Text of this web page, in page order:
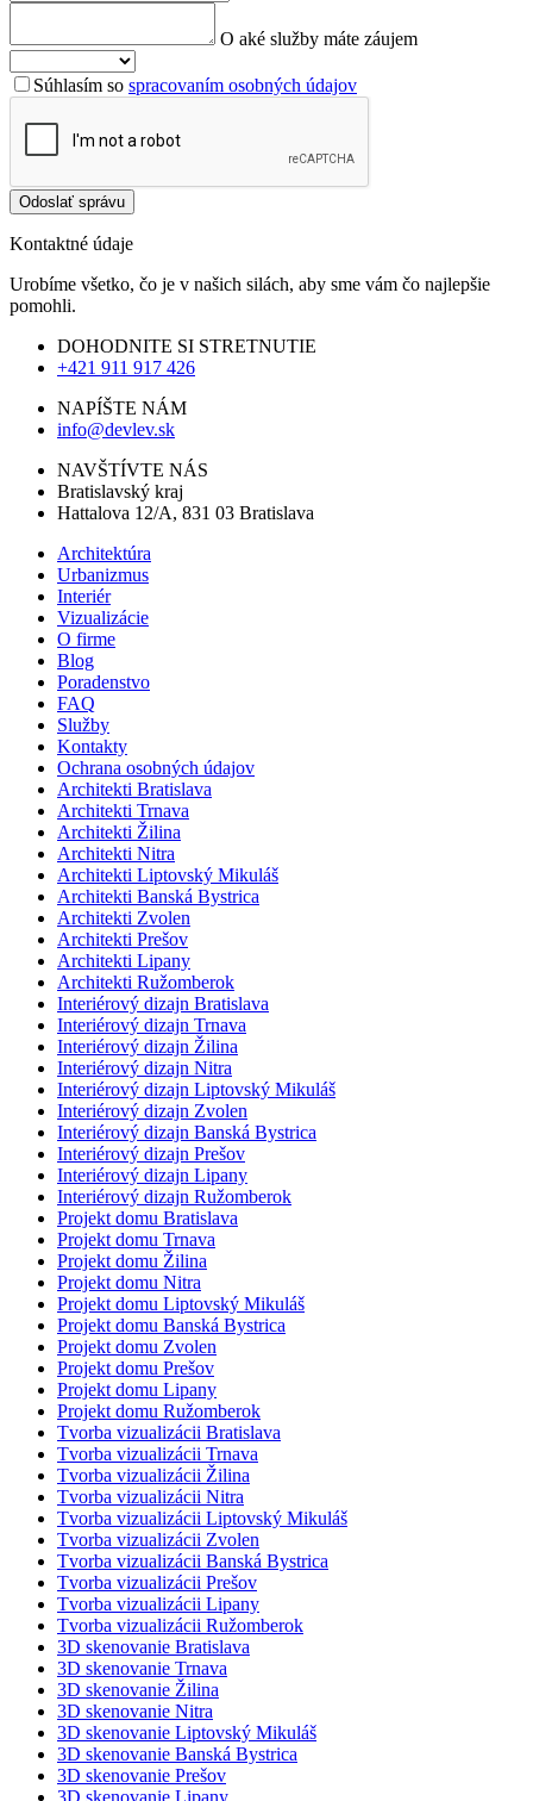
O aké služby máte záujem
Súhlasím so spracovaním osobných údajov
Odoslať správu
Kontaktné údaje
Urobíme všetko, čo je v našich silách, aby sme vám čo najlepšie
pomohli.
DOHODNITE SI STRETNUTIE
+421 911 917 426
NAPÍŠTE NÁM
info@devlev.sk
NAVŠTÍVTE NÁS
Bratislavský kraj
Hattalova 12/A, 831 03 Bratislava
Architektúra
Urbanizmus
Interiér
Vizualizácie
O firme
Blog
Poradenstvo
FAQ
Služby
Kontakty
Ochrana osobných údajov
Architekti Bratislava
Architekti Trnava
Architekti Žilina
Architekti Nitra
Architekti Liptovský Mikuláš
Architekti Banská Bystrica
Architekti Zvolen
Architekti Prešov
Architekti Lipany
Architekti Ružomberok
Interiérový dizajn Bratislava
Interiérový dizajn Trnava
Interiérový dizajn Žilina
Interiérový dizajn Nitra
Interiérový dizajn Liptovský Mikuláš
Interiérový dizajn Zvolen
Interiérový dizajn Banská Bystrica
Interiérový dizajn Prešov
Interiérový dizajn Lipany
Interiérový dizajn Ružomberok
Projekt domu Bratislava
Projekt domu Trnava
Projekt domu Žilina
Projekt domu Nitra
Projekt domu Liptovský Mikuláš
Projekt domu Banská Bystrica
Projekt domu Zvolen
Projekt domu Prešov
Projekt domu Lipany
Projekt domu Ružomberok
Tvorba vizualizácii Bratislava
Tvorba vizualizácii Trnava
Tvorba vizualizácii Žilina
Tvorba vizualizácii Nitra
Tvorba vizualizácii Liptovský Mikuláš
Tvorba vizualizácii Zvolen
Tvorba vizualizácii Banská Bystrica
Tvorba vizualizácii Prešov
Tvorba vizualizácii Lipany
Tvorba vizualizácii Ružomberok
3D skenovanie Bratislava
3D skenovanie Trnava
3D skenovanie Žilina
3D skenovanie Nitra
3D skenovanie Liptovský Mikuláš
3D skenovanie Banská Bystrica
3D skenovanie Prešov
3D skenovanie Lipany